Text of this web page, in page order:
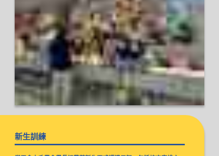
新生訓練